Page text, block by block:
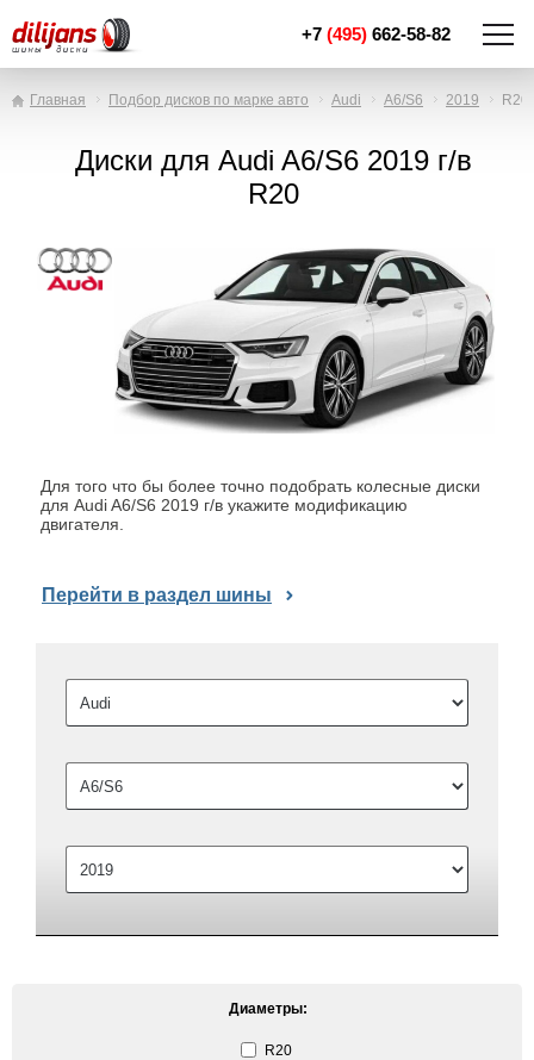
+7 (495) 662-58-82
Главная Подбор дисков по марке авто Audi A6/S6 2019 R20
Диски для Audi A6/S6 2019 г/в
R20
Для того что бы более точно подобрать колесные диски
для Audi A6/S6 2019 г/в укажите модификацию
двигателя.
Перейти в раздел шины
Диаметры:
R20